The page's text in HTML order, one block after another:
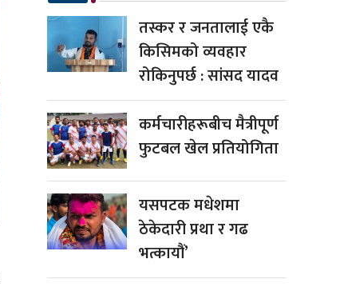
तस्कर र जनतालाई एकै
किसिमको व्यवहार
रोकिनुपर्छ : सांसद यादव
कर्मचारीहरूबीच मैत्रीपूर्ण
फुटबल खेल प्रतियोगिता
यसपटक मधेशमा
ठेकेदारी प्रथा र गढ
भत्कायौं’